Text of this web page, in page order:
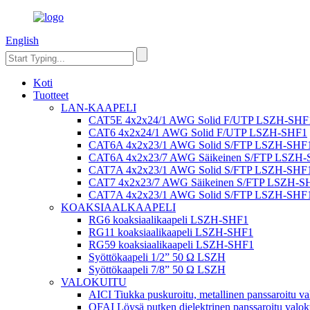
English
Koti
Tuotteet
LAN-KAAPELI
CAT5E 4x2x24/1 AWG Solid F/UTP LSZH-
CAT6 4x2x24/1 AWG Solid F/UTP LSZH-SHF1
CAT6A 4x2x23/1 AWG Solid S/FTP LSZH-SHF1
CAT6A 4x2x23/7 AWG Säikeinen S/FTP LSZH-
CAT7A 4x2x23/1 AWG Solid S/FTP LSZH-SHF1
CAT7 4x2x23/7 AWG Säikeinen S/FTP LSZH-
CAT7A 4x2x23/1 AWG Solid S/FTP LSZH-SHF1
KOAKSIAALKAAPELI
RG6 koaksiaalikaapeli LSZH-SHF1
RG11 koaksiaalikaapeli LSZH-SHF1
RG59 koaksiaalikaapeli LSZH-SHF1
Syöttökaapeli 1/2” 50 Ω LSZH
Syöttökaapeli 7/8” 50 Ω LSZH
VALOKUITU
AICI Tiukka puskuroitu, metallinen panssaroitu
QFAI Löysä putken dielektrinen panssaroitu